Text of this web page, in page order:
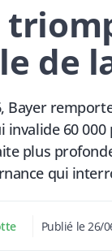
de
Bayer
invalide 60
plus
qui
Publié le 26/